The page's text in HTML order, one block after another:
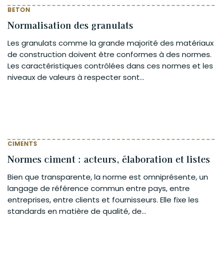
BETON
Normalisation des granulats
Les granulats comme la grande majorité des matériaux
de construction doivent être conformes à des normes.
Les caractéristiques contrôlées dans ces normes et les
niveaux de valeurs à respecter sont...
CIMENTS
Normes ciment : acteurs, élaboration et listes
Bien que transparente, la norme est omniprésente, un
langage de référence commun entre pays, entre
entreprises, entre clients et fournisseurs. Elle fixe les
standards en matière de qualité, de...